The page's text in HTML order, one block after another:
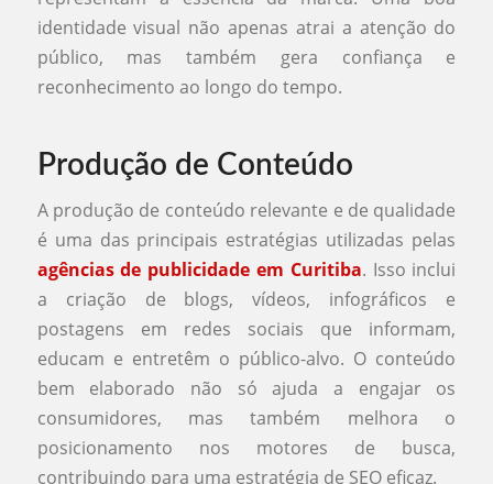
identidade visual não apenas atrai a atenção do
público, mas também gera confiança e
reconhecimento ao longo do tempo.
Produção de Conteúdo
A produção de conteúdo relevante e de qualidade
é uma das principais estratégias utilizadas pelas
agências de publicidade em Curitiba. Isso inclui
a criação de blogs, vídeos, infográficos e
postagens em redes sociais que informam,
educam e entretêm o público-alvo. O conteúdo
bem elaborado não só ajuda a engajar os
consumidores, mas também melhora o
posicionamento nos motores de busca,
contribuindo para uma estratégia de SEO eficaz.